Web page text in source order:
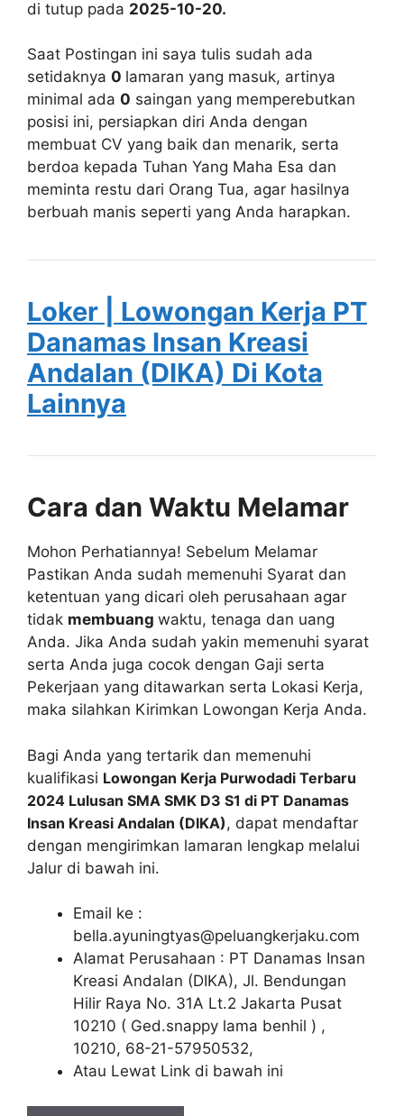
di tutup pada 2025-10-20.
Saat Postingan ini saya tulis sudah ada
setidaknya 0 lamaran yang masuk, artinya
minimal ada 0 saingan yang memperebutkan
posisi ini, persiapkan diri Anda dengan
membuat CV yang baik dan menarik, serta
berdoa kepada Tuhan Yang Maha Esa dan
meminta restu dari Orang Tua, agar hasilnya
berbuah manis seperti yang Anda harapkan.
Loker | Lowongan Kerja PT
Danamas Insan Kreasi
Andalan (DIKA) Di Kota
Lainnya
Cara dan Waktu Melamar
Mohon Perhatiannya! Sebelum Melamar
Pastikan Anda sudah memenuhi Syarat dan
ketentuan yang dicari oleh perusahaan agar
tidak membuang waktu, tenaga dan uang
Anda. Jika Anda sudah yakin memenuhi syarat
serta Anda juga cocok dengan Gaji serta
Pekerjaan yang ditawarkan serta Lokasi Kerja,
maka silahkan Kirimkan Lowongan Kerja Anda.
Bagi Anda yang tertarik dan memenuhi
kualifikasi Lowongan Kerja Purwodadi Terbaru
2024 Lulusan SMA SMK D3 S1 di PT Danamas
Insan Kreasi Andalan (DIKA), dapat mendaftar
dengan mengirimkan lamaran lengkap melalui
Jalur di bawah ini.
Email ke :
bella.ayuningtyas@peluangkerjaku.com
Alamat Perusahaan : PT Danamas Insan
Kreasi Andalan (DIKA), Jl. Bendungan
Hilir Raya No. 31A Lt.2 Jakarta Pusat
10210 ( Ged.snappy lama benhil ) ,
10210, 68-21-57950532,
Atau Lewat Link di bawah ini